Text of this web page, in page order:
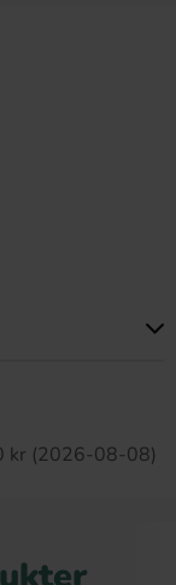
kr (2026-08-08)